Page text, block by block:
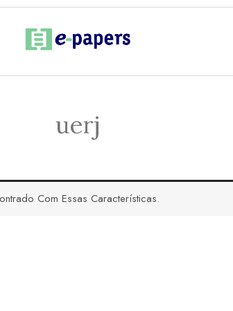
uerj
Com Essas Características.